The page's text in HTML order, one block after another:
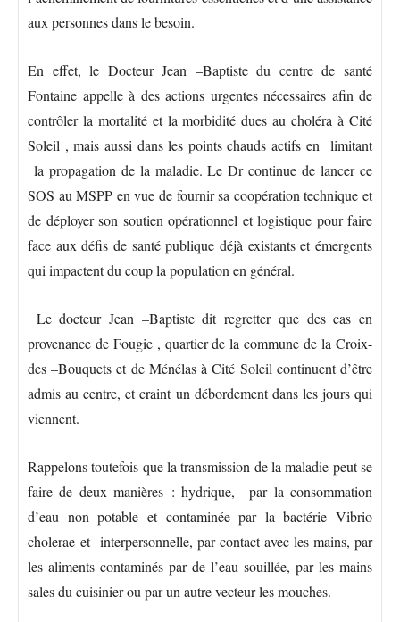
aux personnes dans le besoin.
En effet, le Docteur Jean –Baptiste du centre de santé
Fontaine appelle à des actions urgentes nécessaires afin de
contrôler la mortalité et la morbidité dues au choléra à Cité
Soleil , mais aussi dans les points chauds actifs en limitant
la propagation de la maladie. Le Dr continue de lancer ce
SOS au MSPP en vue de fournir sa coopération technique et
de déployer son soutien opérationnel et logistique pour faire
face aux défis de santé publique déjà existants et émergents
qui impactent du coup la population en général.
Le docteur Jean –Baptiste dit regretter que des cas en
provenance de Fougie , quartier de la commune de la Croix-
des –Bouquets et de Ménélas à Cité Soleil continuent d’être
admis au centre, et craint un débordement dans les jours qui
viennent.
Rappelons toutefois que la transmission de la maladie peut se
faire de deux manières : hydrique, par la consommation
d’eau non potable et contaminée par la bactérie Vibrio
cholerae et interpersonnelle, par contact avec les mains, par
les aliments contaminés par de l’eau souillée, par les mains
sales du cuisinier ou par un autre vecteur les mouches.